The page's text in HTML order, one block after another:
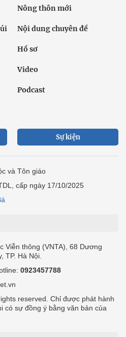
Nông thôn mới
Nội dung chuyên đề
Hồ sơ
Video
Podcast
Sự kiện
và Tôn giáo
cấp ngày 17/10/2025
Viễn thông (VNTA), 68 Dương
TP. Hà Nội.
0923457788
reserved. Chỉ được phát hành
có sự đồng ý bằng văn bản của